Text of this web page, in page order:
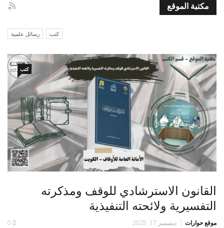
مكتبة الموقع
رسائل علمية كتب
كتب
القانون الاسترشادي للوقف ومذكرته
التفسيرية ولائحته التنفيذية
موقع حوارات ديسمبر 17, 2025 0